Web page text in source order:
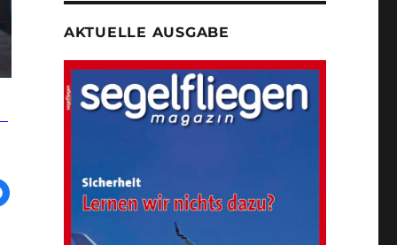
AKTUELLE AUSGABE